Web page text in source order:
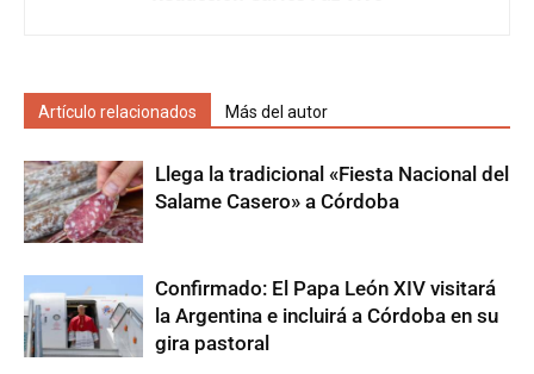
Artículo relacionados Más del autor
Llega la tradicional «Fiesta Nacional del
Salame Casero» a Córdoba
Confirmado: El Papa León XIV visitará
la Argentina e incluirá a Córdoba en su
gira pastoral